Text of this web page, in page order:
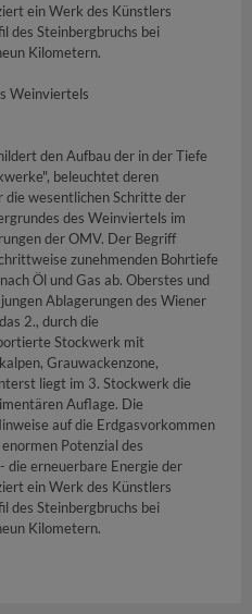
ein Werk des Künstlers
des Steinbergbruchs bei
Kilometern.
Weinviertels
den Aufbau der in der Tiefe
beleuchtet deren
die wesentlichen Schritte der
des Weinviertels im
der OMV. Der Begriff
zunehmenden Bohrtiefe
Öl und Gas ab. Oberstes und
Ablagerungen des Wiener
2., durch die
Stockwerk mit
Grauwackenzone,
liegt im 3. Stockwerk die
Auflage. Die
auf die Erdgasvorkommen
Potenzial des
die erneuerbare Energie der
ein Werk des Künstlers
des Steinbergbruchs bei
Kilometern.